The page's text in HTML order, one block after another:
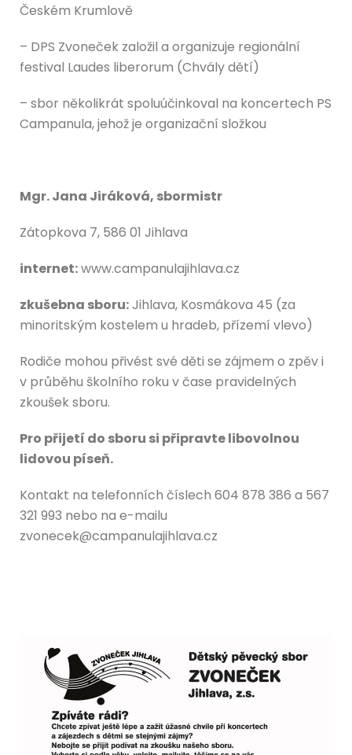
Českém Krumlově
– DPS Zvoneček založil a organizuje regionální
festival Laudes liberorum (Chvály dětí)
– sbor několikrát spoluúčinkoval na koncertech PS
Campanula, jehož je organizační složkou
Mgr. Jana Jiráková, sbormistr
Zátopkova 7, 586 01 Jihlava
internet:www.campanulajihlava.cz
zkušebna sboru:Jihlava, Kosmákova 45 (za
minoritským kostelem u hradeb, přízemí vlevo)
Rodiče mohou přivést své děti se zájmem o zpěv i
v průběhu školního roku v čase pravidelných
zkoušek sboru.
Pro přijetí do sboru si připravte libovolnou
lidovou píseň.
Kontakt na telefonních číslech 604 878 386 a 567
321 993 nebo na e-mailu
zvonecek@campanulajihlava.cz